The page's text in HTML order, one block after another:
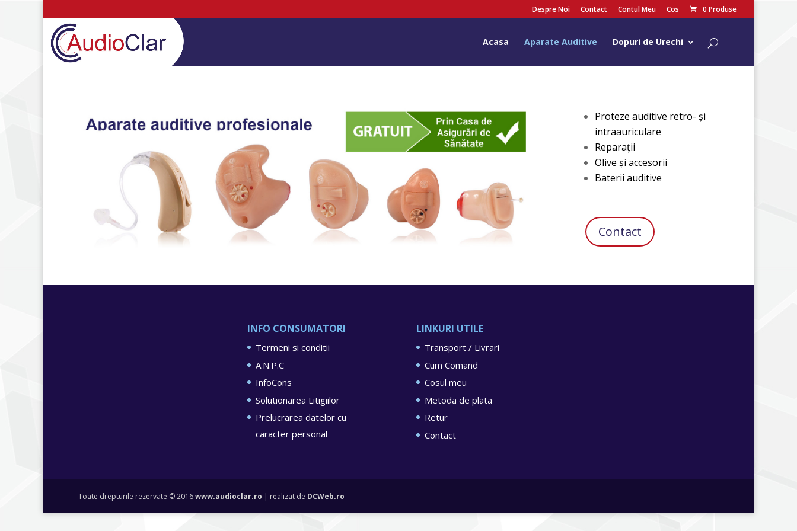
Despre Noi Contact Contul Meu Cos 0 Produse
Acasa Aparate Auditive Dopuri de Urechi
Proteze auditive retro- şi
intraauriculare
Reparaţii
Olive şi accesorii
Baterii auditive
Contact
INFO CONSUMATORI
Termeni si conditii
A.N.P.C
InfoCons
Solutionarea Litigiilor
Prelucrarea datelor cu
caracter personal
LINKURI UTILE
Transport / Livrari
Cum Comand
Cosul meu
Metoda de plata
Retur
Contact
Toate drepturile rezervate © 2016www.audioclar.ro | realizat de DCWeb.ro